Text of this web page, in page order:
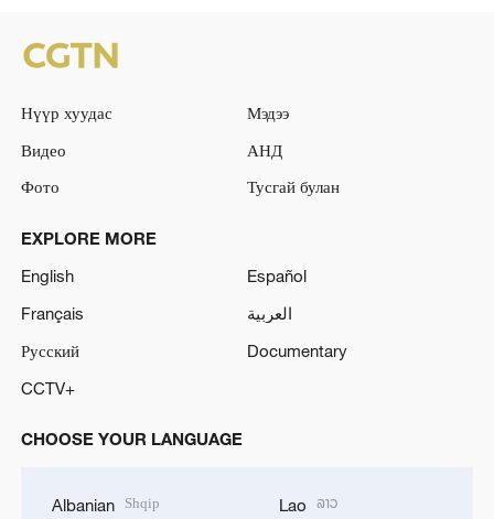
Нүүр хуудас
Мэдээ
Видео
АНД
Фото
Тусгай булан
EXPLORE MORE
English
Español
Français
العربية
Русский
Documentary
CCTV+
CHOOSE YOUR LANGUAGE
Albanian Shqip Lao ລາວ